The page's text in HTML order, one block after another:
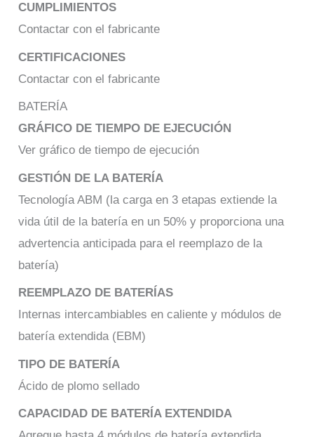
CUMPLIMIENTOS
Contactar con el fabricante
CERTIFICACIONES
Contactar con el fabricante
BATERÍA
GRÁFICO DE TIEMPO DE EJECUCIÓN
Ver gráfico de tiempo de ejecución
GESTIÓN DE LA BATERÍA
Tecnología ABM (la carga en 3 etapas extiende la
vida útil de la batería en un 50% y proporciona una
advertencia anticipada para el reemplazo de la
batería)
REEMPLAZO DE BATERÍAS
Internas intercambiables en caliente y módulos de
batería extendida (EBM)
TIPO DE BATERÍA
Ácido de plomo sellado
CAPACIDAD DE BATERÍA EXTENDIDA